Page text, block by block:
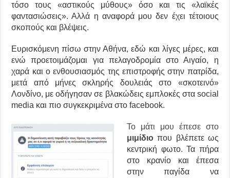
τόσο τους «αστικούς μύθους» όσο και τις «λαϊκές
φαντασιώσεις». Αλλά η αναφορά μου δεν έχει τέτοιους
σκοπούς και βλέψεις.
Ευρισκόμενη πίσω στην Αθήνα, εδώ και λίγες μέρες, και
ενώ προετοιμάζομαι για πελαγοδρομία στο Αιγαίο, η
χαρά και ο ενθουσιασμός της επιστροφής στην πατρίδα,
μετά από μήνες σκληρής δουλειάς στο «σκοτεινό»
Λονδίνο, με οδήγησαν σε βλακώδεις εμπλοκές στα social
media και πιο συγκεκριμένα στο facebook.
Το μάτι μου έπεσε στο
μιμίδιο που βλέπετε ως
κεντρική φωτο. Τα πήρα
στο κρανίο και έπεσα
στην παγίδα να